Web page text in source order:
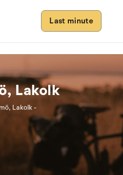
Last minute
Lakolk
Lakolk -